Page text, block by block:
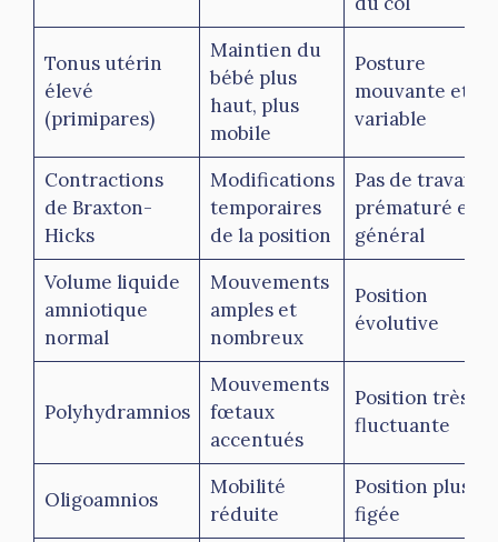
Tonus utérin
élevé
(primipares)
Maintien du
bébé plus
haut, plus
mobile
Posture
mouvante et
variable
Contractions
de Braxton-
Hicks
Modifications
temporaires
de la position
Pas de travail
prématuré en
général
Volume liquide
amniotique
normal
Mouvements
amples et
nombreux
Position
évolutive
Polyhydramnios
Mouvements
fœtaux
accentués
Position très
fluctuante
Oligoamnios
Mobilité
réduite
Position plus
figée